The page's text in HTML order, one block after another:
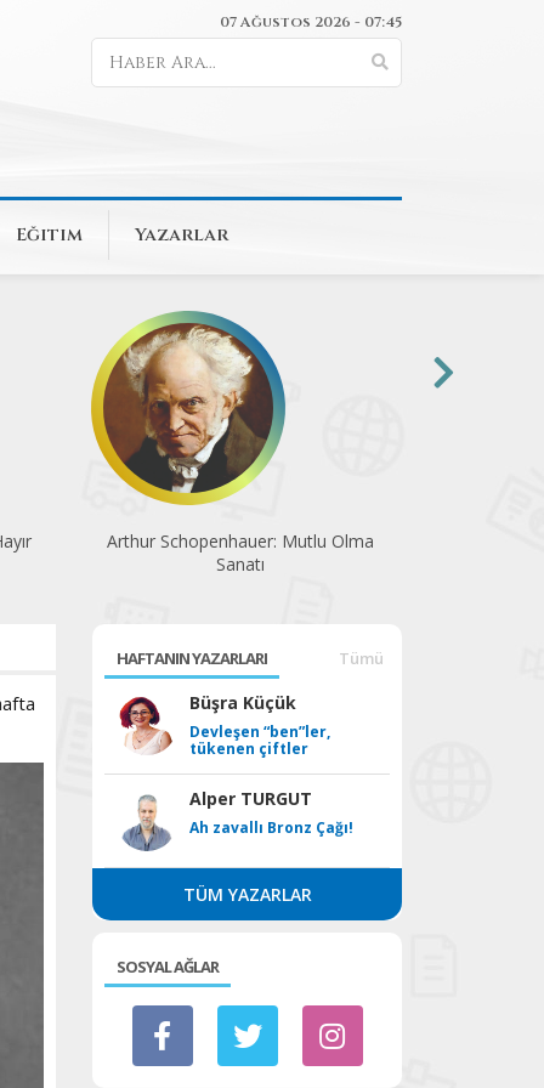
07 Ağustos 2026 - 07:45
Eğitim Yazarlar
Arthur Schopenhauer: Mutlu Olma
Sanatı
HAFTANIN YAZARLARI Tümü
Büşra Küçük
Devleşen “ben”ler,
tükenen çiftler
Alper TURGUT
Ah zavallı Bronz Çağı!
TÜM YAZARLAR
SOSYAL AĞLAR